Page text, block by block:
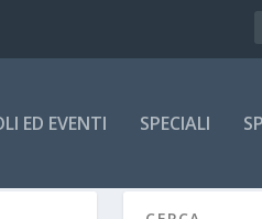
ED EVENTI SPECIALI